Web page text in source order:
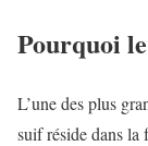
Pourquoi
L’une des plus
suif réside dans la